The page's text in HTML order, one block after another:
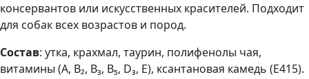
консервантов или искусственных красителей. Подходит
для собак всех возрастов и пород.
Состав: утка, крахмал, таурин, полифенолы чая,
витамины (A, B₂, B₃, B₅, D₃, E), ксантановая камедь (E415).